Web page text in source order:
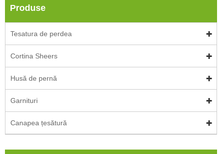
Produse
Tesatura de perdea
Cortina Sheers
Husă de pernă
Garnituri
Canapea țesătură